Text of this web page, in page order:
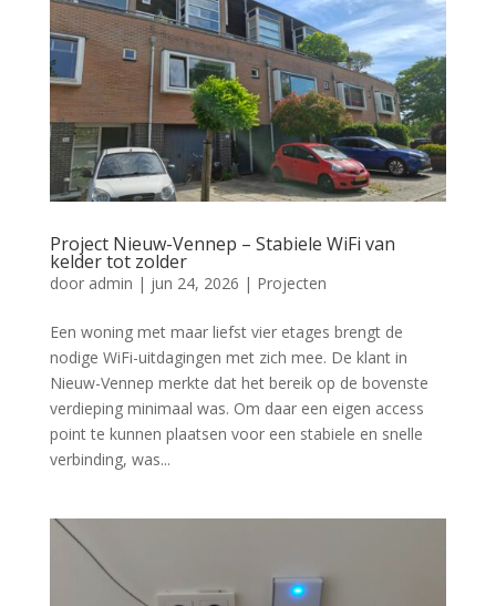
Project Nieuw-Vennep – Stabiele WiFi van
kelder tot zolder
door admin | jun 24, 2026 | Projecten
Een woning met maar liefst vier etages brengt de
nodige WiFi-uitdagingen met zich mee. De klant in
Nieuw-Vennep merkte dat het bereik op de bovenste
verdieping minimaal was. Om daar een eigen access
point te kunnen plaatsen voor een stabiele en snelle
verbinding, was...